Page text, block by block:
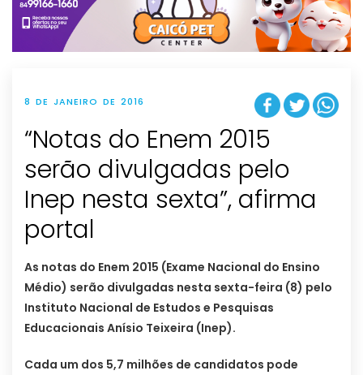
i
o
n
8 DE JANEIRO DE 2016
“Notas do Enem 2015
serão divulgadas pelo
Inep nesta sexta”, afirma
portal
As notas do Enem 2015 (Exame Nacional do Ensino
Médio) serão divulgadas nesta sexta-feira (8) pelo
Instituto Nacional de Estudos e Pesquisas
Educacionais Anísio Teixeira (Inep).
Cada um dos 5,7 milhões de candidatos pode